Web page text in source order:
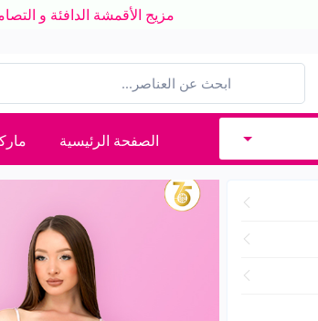
مزيج الأقمشة الدافئة و التصاميم
الصفحة الرئيسية